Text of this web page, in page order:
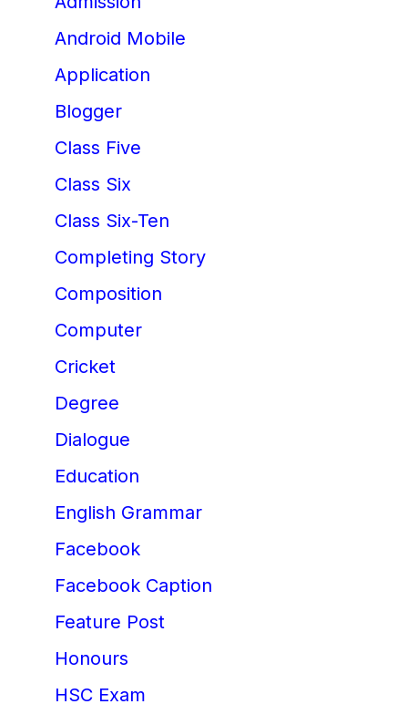
Android Mobile
Application
Blogger
Class Five
Class Six
Class Six-Ten
Completing Story
Composition
Computer
Cricket
Degree
Dialogue
Education
English Grammar
Facebook
Facebook Caption
Feature Post
Honours
HSC Exam